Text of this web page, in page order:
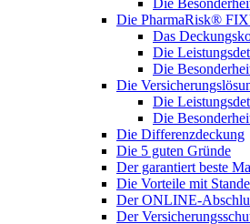
Die
Die PharmaRisk®
Das
Die
Die
Die
Die
Die
Die Differenzdeckung
Die 5 guten Gründe
Der garantiert beste
Die Vorteile mit
Der ONLINE-
Der